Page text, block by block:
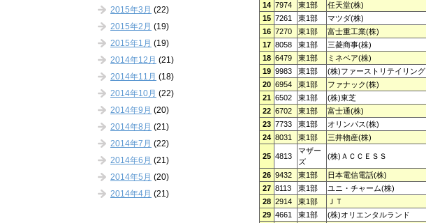
14 7974 東1部 任天堂(株)
15 7261 東1部 マツダ(株)
16 7270 東1部 富士重工業(株)
17 8058 東1部 三菱商事(株)
18 6479 東1部 ミネベア(株)
19 9983 東1部 (株)ファーストリテイリング
20 6954 東1部 ファナック(株)
21 6502 東1部 (株)東芝
22 6702 東1部 富士通(株)
23 7733 東1部 オリンパス(株)
24 8031 東1部 三井物産(株)
25 4813
マザー
ズ
(株)ＡＣＣＥＳＳ
26 9432 東1部 日本電信電話(株)
27 8113 東1部 ユニ・チャーム(株)
28 2914 東1部 ＪＴ
29 4661 東1部 (株)オリエンタルランド
2015年3月 (22)
2015年2月 (19)
2015年1月 (19)
2014年12月 (21)
2014年11月 (18)
2014年10月 (22)
2014年9月 (20)
2014年8月 (21)
2014年7月 (22)
2014年6月 (21)
2014年5月 (20)
2014年4月 (21)